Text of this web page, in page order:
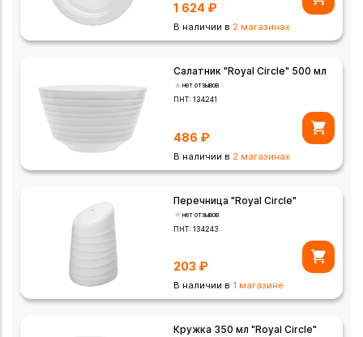
1 624 ₽
В наличии в 2 магазинах
Салатник "Royal Circle" 500 мл
нет отзывов
ПНТ:134241
486 ₽
В наличии в 2 магазинах
Перечница "Royal Circle"
нет отзывов
ПНТ:134243
203 ₽
В наличии в 1 магазине
Кружка 350 мл "Royal Circle"